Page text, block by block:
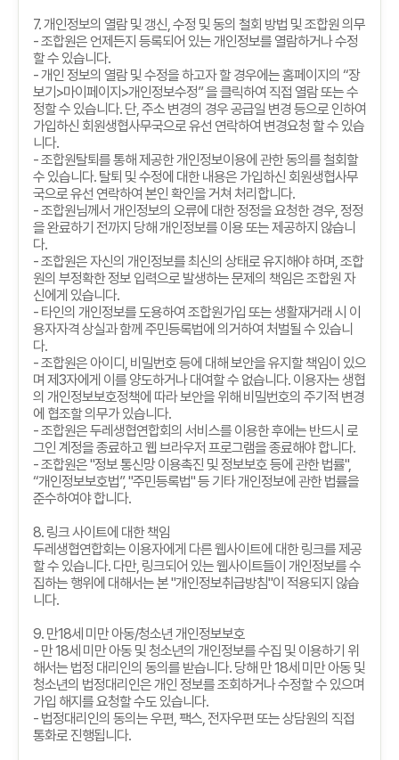
7.개인정보의 열람 및 갱신,수정 및 동의 철회 방법 및 조합원 의무
-조합원은 언제든지 등록되어 있는 개인정보를 열람하거나 수정
할 수 있습니다.
-개인 정보의 열람 및 수정을 하고자 할 경우에는 홈페이지의 “장
보기 >마이페이지 >개인정보수정”을 클릭하여 직접 열람 또는 수
정할 수 있습니다. 단,주소 변경의 경우 공급일 변경 등으로 인하여
가입하신 회원생협사무국으로 유선 연락하여 변경요청 할 수 있습
니다.
-조합원탈퇴를 통해 제공한 개인정보이용에 관한 동의를 철회할
수 있습니다. 탈퇴 및 수정에 대한 내용은 가입하신 회원생협사무
국으로 유선 연락하여 본인 확인을 거쳐 처리합니다.
-조합원님께서 개인정보의 오류에 대한 정정을 요청한 경우, 정정
을 완료하기 전까지 당해 개인정보를 이용 또는 제공하지 않습니
다.
-조합원은 자신의 개인정보를 최신의 상태로 유지해야 하며,조합
원의 부정확한 정보 입력으로 발생하는 문제의 책임은 조합원 자
신에게 있습니다.
- 타인의 개인정보를 도용하여 조합원가입 또는 생활재거래 시 이
용자자격 상실과 함께 주민등록법에 의거하여 처벌될 수 있습니
다.
-조합원은 아이디 , 비밀번호 등에 대해 보안을 유지할 책임이 있으
며 제3자에게 이를 양도하거나 대여할 수 없습니다. 이용자는 생협
의 개인정보보호정책에 따라 보안을 위해 비밀번호의 주기적 변경
에 협조할 의무가 있습니다.
-조합원은 두레생협연합회의 서비스를 이용한 후에는 반드시 로
그인 계정을 종료하고 웹 브라우저 프로그램을 종료해야 합니다.
-조합원은"정보 통신망 이용촉진 및 정보보호 등에 관한 법률",
“개인정보보호법”, "주민등록법"등 기타 개인정보에 관한 법률을
준수하여야 합니다.
8. 링크 사이트에 대한 책임
두레생협연합회는 이용자에게 다른 웹사이트에 대한 링크를 제공
할 수 있습니다. 다만, 링크되어 있는 웹사이트들이 개인정보를 수
집하는 행위에 대해서는 본"개인정보취급방침"이 적용되지 않습
니다.
9. 만18세 미만 아동/청소년 개인정보보호
- 만18세 미만 아동 및 청소년의 개인정보를 수집 및 이용하기 위
해서는 법정 대리인의 동의를 받습니다. 당해 만18세 미만 아동 및
청소년의 법정대리인은 개인 정보를 조회하거나 수정할 수 있으며
가입 해지를 요청할 수도 있습니다.
- 법정대리인의 동의는 우편, 팩스, 전자우편 또는 상담원의 직접
통화로 진행됩니다.